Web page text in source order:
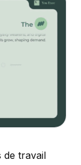
de travail